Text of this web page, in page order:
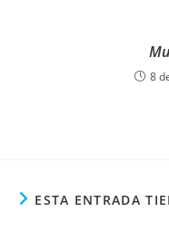
8
ESTA ENTRADA